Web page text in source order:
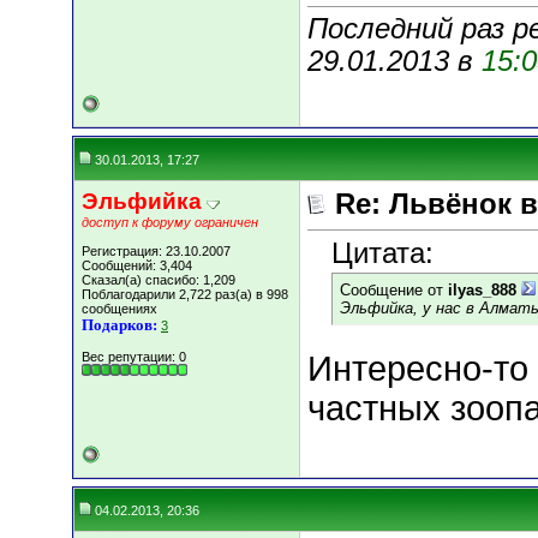
Последний раз
29.01.2013 в
30.01.2013, 17:27
Эльфийка
доступ к форуму ограничен
Регистрация: 23.10.2007
Сообщений: 3,404
Сказал(а) спасибо: 1,209
Поблагодарили 2,722 раз(а) в 998
сообщениях
Подарков: 3
Вес репутации: 0
Re: Львёнок
Цитата:
Сообщение от ilyas_888
Эльфийка, у нас в
Интересно-
частных
04.02.2013, 20:36